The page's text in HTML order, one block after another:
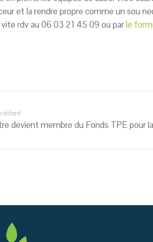
et la rendre propre comme un sou
vite rdv au 06 03 21 45 09 ou parle
devient membre du Fonds TPE pour